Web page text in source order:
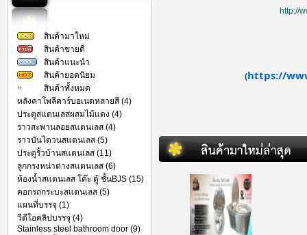
สินค้ามาใหม่
สินค้าขายดี
สินค้าแนะนำ
สินค้ายอดนิยม
สินค้าทั้งหมด
หลังคาโพลีคาร์บอเนตหลายสี (4)
ประตูสแตนเลสผสมไม้แดง (4)
ราวสะพานลอยสแตนเลส (4)
ราวบันไดวนสแตนเลส (5)
ประตูรั้วบ้านสแตนเลส (11)
ลูกกรงหน่าต่างสแตนเลส (6)
ห้องน้ำสแตนเลส โต๊ะ ตู้ ชั้นBJS (15)
คอกรถกระบะสแตนเลส (5)
แผนที่บรรจุ (1)
วีดีโอคลิปบรรจุ (4)
Stainless steel bathroom door (9)
http://
(https://